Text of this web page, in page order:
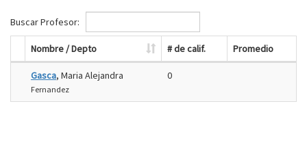
Buscar Profesor:
Nombre / Depto # de calif. Promedio
Gasca, Maria Alejandra
Fernandez
0